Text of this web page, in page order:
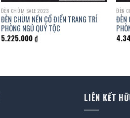
ĐÈN CHÙM SALE 2023
ĐÈN CHÙM NẾN CỔ ĐIỂN TRANG TRÍ
PHÒNG NGỦ QUÝ TỘC
5.225.000₫
ĐÈN
ĐÈN
LIÊN KẾT